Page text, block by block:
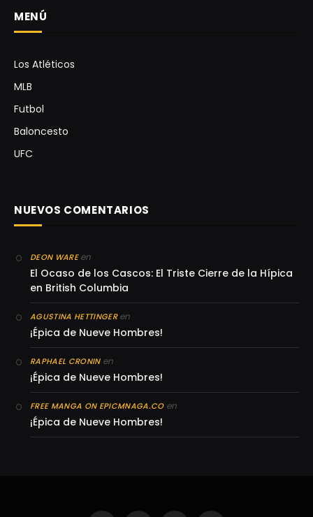
MENÚ
Los Atléticos
MLB
Futbol
Baloncesto
UFC
NUEVOS COMENTARIOS
DEON WAREen
El Ocaso de los Cascos: El Triste Cierre de la Hípica
en British Columbia
AGUSTINA HETTINGERen
¡Épica de Nueve Hombres!
RAPHAEL CRONINen
¡Épica de Nueve Hombres!
FREE MANGA ON EPICMNAGA.COen
¡Épica de Nueve Hombres!